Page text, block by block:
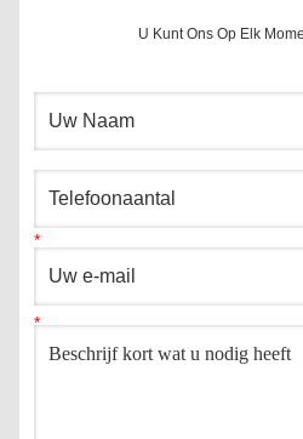
U Kunt Ons Op Elk